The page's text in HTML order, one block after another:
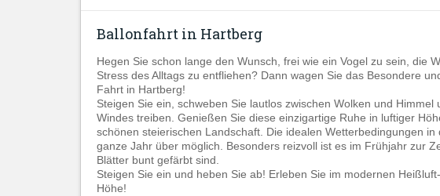
Ballonfahrt in Hartberg
Hegen Sie schon lange den Wunsch, frei wie ein Vogel zu sein, die
Stress des Alltags zu entfliehen? Dann wagen Sie das Besondere
Fahrt in Hartberg!
Steigen Sie ein, schweben Sie lautlos zwischen Wolken und
Windes treiben. Genießen Sie diese einzigartige Ruhe in luftiger
schönen steierischen Landschaft. Die idealen Wetterbedingungen
ganze Jahr über möglich. Besonders reizvoll ist es im Frühjahr zur
Blätter bunt gefärbt sind.
Steigen Sie ein und heben Sie ab! Erleben Sie im modernen
Höhe!